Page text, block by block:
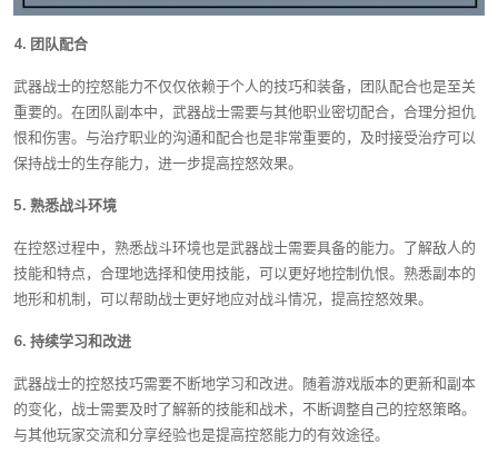
4. 团队配合
武器战士的控怒能力不仅仅依赖于个人的技巧和装备，团队配合也是至关
重要的。在团队副本中，武器战士需要与其他职业密切配合，合理分担仇
恨和伤害。与治疗职业的沟通和配合也是非常重要的，及时接受治疗可以
保持战士的生存能力，进一步提高控怒效果。
5. 熟悉战斗环境
在控怒过程中，熟悉战斗环境也是武器战士需要具备的能力。了解敌人的
技能和特点，合理地选择和使用技能，可以更好地控制仇恨。熟悉副本的
地形和机制，可以帮助战士更好地应对战斗情况，提高控怒效果。
6. 持续学习和改进
武器战士的控怒技巧需要不断地学习和改进。随着游戏版本的更新和副本
的变化，战士需要及时了解新的技能和战术，不断调整自己的控怒策略。
与其他玩家交流和分享经验也是提高控怒能力的有效途径。